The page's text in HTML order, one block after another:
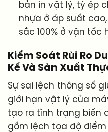
bản in vật lý, tỳ ép
nhựa ở áp suất
sắc 100% ở vận
Kiểm Soát Rủi Ro
Kế Và Sản Xuất
Sự sai lệch thông số
giới hạn vật lý của
tạo ra tình trạng biến
gồm lệch tọa độ